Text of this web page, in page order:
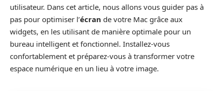
utilisateur. Dans cet article, nous allons vous guider pas à
pas pour optimiser l’écran de votre Mac grâce aux
widgets, en les utilisant de manière optimale pour un
bureau intelligent et fonctionnel. Installez-vous
confortablement et préparez-vous à transformer votre
espace numérique en un lieu à votre image.